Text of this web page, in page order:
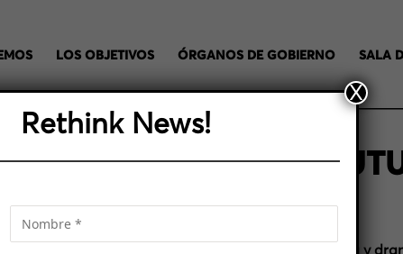
LOS OBJETIVOS ÓRGANOS DE GOBIERNO SALA
BARCELONA DEL
COMPLEMENTARIAS
y Humanidades Lluís Boada, la escritora y
Rethink News!
X